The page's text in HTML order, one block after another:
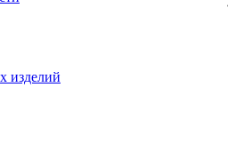
изделий